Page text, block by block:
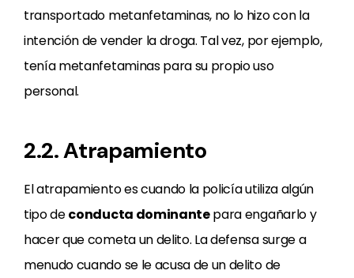
transportado metanfetaminas, no lo hizo con la
intención de vender la droga. Tal vez, por ejemplo,
tenía metanfetaminas para su propio uso
personal.
2.2. Atrapamiento
El atrapamiento es cuando la policía utiliza algún
tipo deconducta dominantepara engañarlo y
hacer que cometa un delito. La defensa surge a
menudo cuando se le acusa de un delito de